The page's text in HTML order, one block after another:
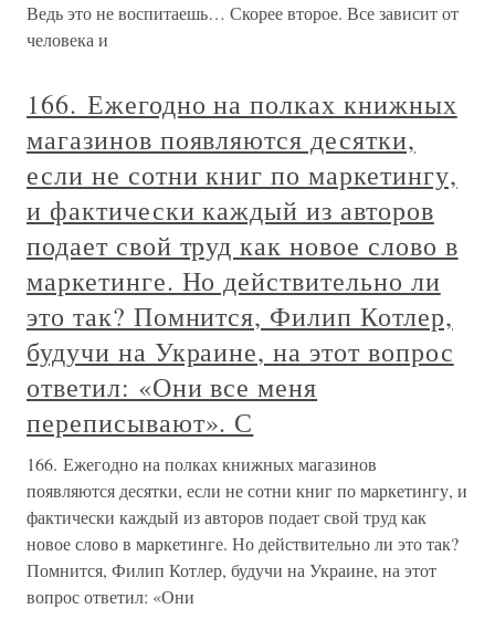
Ведь это не воспитаешь… Скорее второе. Все зависит от
человека и
166. Ежегодно на полках книжных
магазинов появляются десятки,
если не сотни книг по маркетингу,
и фактически каждый из авторов
подает свой труд как новое слово в
маркетинге. Но действительно ли
это так? Помнится, Филип Котлер,
будучи на Украине, на этот вопрос
ответил: «Они все меня
переписывают». С
166. Ежегодно на полках книжных магазинов
появляются десятки, если не сотни книг по маркетингу, и
фактически каждый из авторов подает свой труд как
новое слово в маркетинге. Но действительно ли это так?
Помнится, Филип Котлер, будучи на Украине, на этот
вопрос ответил: «Они